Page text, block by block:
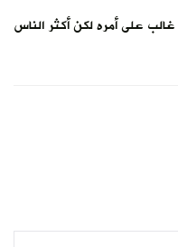
على أمره لكن أكثر الناس